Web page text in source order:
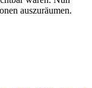
auszuräumen.